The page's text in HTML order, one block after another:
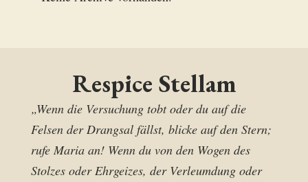
Respice Stellam
„Wenn die Versuchung tobt oder du auf die
Felsen der Drangsal fällst, blicke auf den Stern;
rufe Maria an! Wenn du von den Wogen des
Stolzes oder Ehrgeizes, der Verleumdung oder